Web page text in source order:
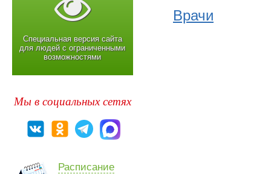
Врачи
Специальная версия сайта
для людей с ограниченными
возможностями
Мы в социальных сетях
Расписание